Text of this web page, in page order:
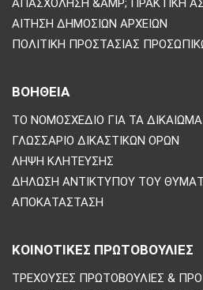
ΑΠΑΣΧΌΛΗΣΗ &AMP; ΠΡΑΚΤΙΚΉ
ΑΊΤΗΣΗ ΔΗΜΌΣΙΩΝ ΑΡΧΕΊΩΝ
ΠΟΛΙΤΙΚΗ ΠΡΟΣΤΑΣΙΑΣ
ΒΟΗΘΕΙΑ
ΤΟ ΝΟΜΟΣΧΈΔΙΟ ΓΙΑ ΤΑ
ΓΛΩΣΣΆΡΙΟ ΔΙΚΑΣΤΙΚΏΝ ΌΡΩΝ
ΛΉΨΗ ΚΛΉΤΕΥΣΗΣ
ΔΉΛΩΣΗ ΑΝΤΙΚΤΎΠΟΥ ΤΟΥ
ΑΠΟΚΑΤΆΣΤΑΣΗ
ΚΟΙΝΟΤΙΚΈΣ ΠΡΩΤΟΒΟΥΛΊΕΣ
ΤΡΈΧΟΥΣΕΣ ΠΡΩΤΟΒΟΥΛΊΕΣ &